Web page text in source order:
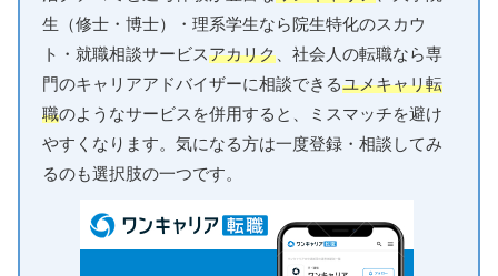
生（修士・博士）・理系学生なら院生特化のスカウ
ト・就職相談サービスアカリク 、社会人の転職なら専
門のキャリアアドバイザーに相談できるユメキャリ転
職のようなサービスを併用すると、ミスマッチを避け
やすくなります。気になる方は一度登録・相談してみ
るのも選択肢の一つです。